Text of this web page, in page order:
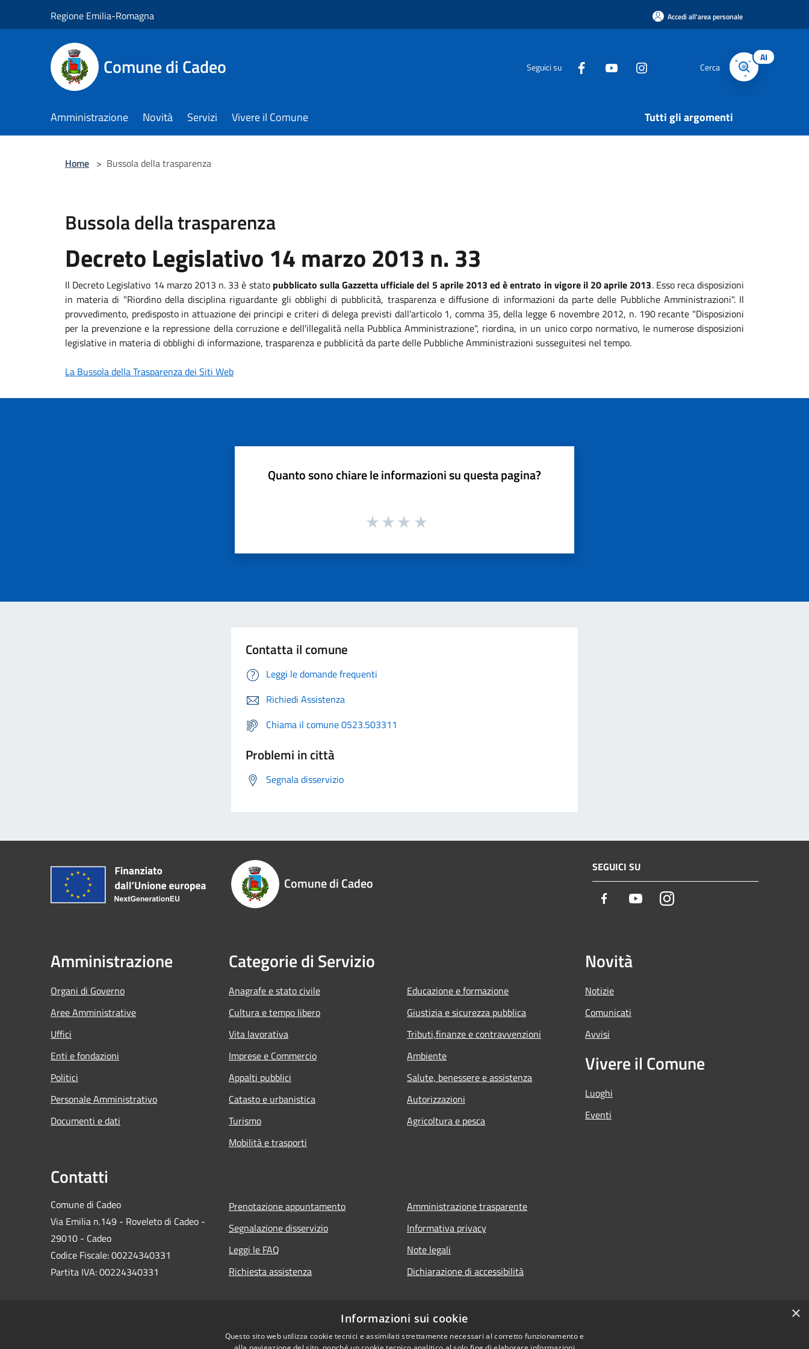
Regione Emilia-Romagna Accedi all'area personale
Comune di Cadeo Seguici su Cerca
AI
Amministrazione Novità Servizi Vivere il Comune Tutti gli argomenti
Home > Bussola della trasparenza
Bussola della trasparenza
Decreto Legislativo 14 marzo 2013 n. 33
Il Decreto Legislativo 14 marzo 2013 n. 33 è stato pubblicato sulla Gazzetta ufficiale del 5 aprile 2013 ed è entrato in vigore il 20 aprile 2013. Esso reca disposizioni
in materia di "Riordino della disciplina riguardante gli obblighi di pubblicità, trasparenza e diffusione di informazioni da parte delle Pubbliche Amministrazioni". Il
provvedimento, predisposto in attuazione dei principi e criteri di delega previsti dall'articolo 1, comma 35, della legge 6 novembre 2012, n. 190 recante "Disposizioni
per la prevenzione e la repressione della corruzione e dell'illegalità nella Pubblica Amministrazione", riordina, in un unico corpo normativo, le numerose disposizioni
legislative in materia di obblighi di informazione, trasparenza e pubblicità da parte delle Pubbliche Amministrazioni susseguitesi nel tempo.
La Bussola della Trasparenza dei Siti Web
Quanto sono chiare le informazioni su questa pagina?
Contatta il comune
Leggi le domande frequenti
Richiedi Assistenza
Chiama il comune 0523.503311
Problemi in città
Segnala disservizio
Comune di Cadeo
SEGUICI SU
Facebook YoutubeInstagram
Amministrazione
Organi di Governo
Aree Amministrative
Uffici
Enti e fondazioni
Politici
Personale Amministrativo
Documenti e dati
Categorie di Servizio
Anagrafe e stato civile
Cultura e tempo libero
Vita lavorativa
Imprese e Commercio
Appalti pubblici
Catasto e urbanistica
Turismo
Mobilità e trasporti
Educazione e formazione
Giustizia e sicurezza pubblica
Tributi,finanze e contravvenzioni
Ambiente
Salute, benessere e assistenza
Autorizzazioni
Agricoltura e pesca
Novità
Notizie
Comunicati
Avvisi
Vivere il Comune
Luoghi
Eventi
Contatti
Comune di Cadeo
Via Emilia n.149 - Roveleto di Cadeo -
29010 - Cadeo
Codice Fiscale: 00224340331
Partita IVA: 00224340331
Prenotazione appuntamento
Segnalazione disservizio
Leggi le FAQ
Richiesta assistenza
Amministrazione trasparente
Informativa privacy
Note legali
Dichiarazione di accessibilità
×
Informazioni sui cookie
Questo sito web utilizza cookie tecnici e assimilati strettamente necessari al corretto funzionamento e